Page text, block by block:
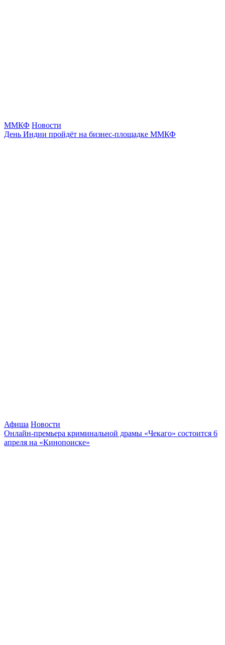
ММКФ Новости
День Индии пройдёт на бизнес-площадке ММКФ
Афиша Новости
Онлайн-премьера криминальной драмы «Чекаго» состоится 6
апреля на «Кинопоиске»